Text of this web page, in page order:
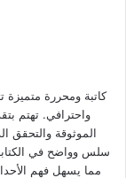
كاتبة ومحررة متميزة
واحترافي. تهتم
الموثوقة والتحقق
سلس وواضح في
مما يسهل فهم